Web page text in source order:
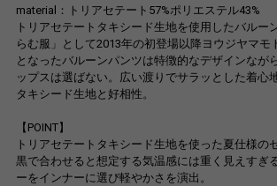
material：トリアセテート57%ポリエステル43%
トリアセテートタキシード生地を使用したバルー
らむ服」として2013年の初登場以降ヨウジヤマモ
となったバルーンパンツは特徴的なデザインなが
ップスは選ばない。広い渡りでサラッとした着心
タキシード生地と好相性。
【POINT】
トリアセテートタキシード生地を使った夏仕様の
黒で合わせると想定する気温感には重く見えすぎ
ーをインナーに選び軽やかさを演出。